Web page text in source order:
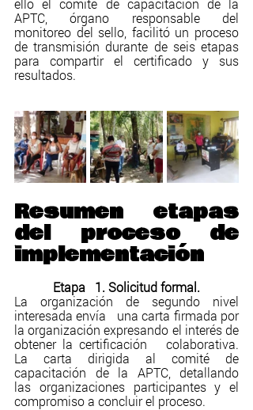
APTC, órgano responsable del
monitoreo del sello, facilitó un proceso
de transmisión durante de seis etapas
para compartir el certificado y sus
resultados.
Resumen etapas
del proceso de
implementación
Etapa   1. Solicitud formal.
La organización de segundo nivel
interesada envía   una carta firmada por
la organización expresando el interés de
obtener la certificación   colaborativa.
La carta dirigida al comité de
capacitación de la APTC, detallando
las organizaciones participantes y el
compromiso a concluir el proceso.